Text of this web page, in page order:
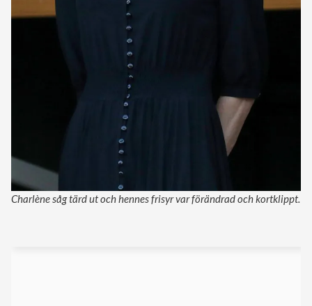
Charlène såg tärd ut och hennes frisyr var förändrad och kortklippt.